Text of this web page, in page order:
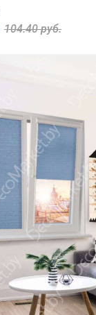
104.40 руб.